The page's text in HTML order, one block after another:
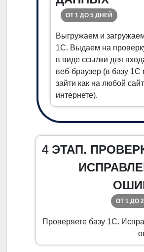
ОТ 1 ДО 5 ДНЕЙ
Выгружаем и
1С. Выдаем на
в виде ссылки для
веб-браузер (в базу
зайти как на любой
интернете).
4 ЭТАП.
ОТ 1 ДО
Проверяете базу 1С.